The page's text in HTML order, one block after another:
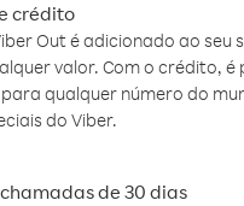
crédito
Out é adicionado ao seu
valor. Com o crédito, é
qualquer número do
do Viber.
de 30 dias